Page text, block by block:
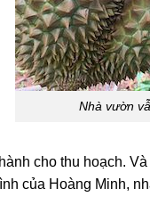
Nhà vườn
cho thu hoạch.
của Hoàng Minh,